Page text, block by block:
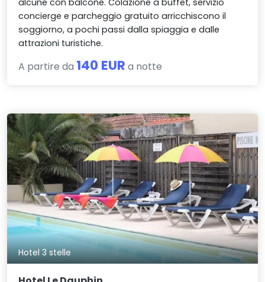
concierge e parcheggio gratuito arricchiscono il
soggiorno, a pochi passi dalla spiaggia e dalle
attrazioni turistiche.
A partire da 140 EUR a notte
Hotel 3 stelle